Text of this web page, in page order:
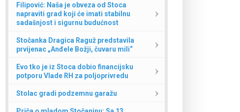
Filipović: Naša je obveza od Stoca
napraviti grad koji će imati stabilnu
sadašnjost i sigurnu budućnost
Stočanka Dragica Raguž predstavila
prvijenac „Anđele Božji, čuvaru mili“
Evo tko je iz Stoca dobio financijsku
potporu Vlade RH za poljoprivredu
Stolac gradi podzemnu garažu